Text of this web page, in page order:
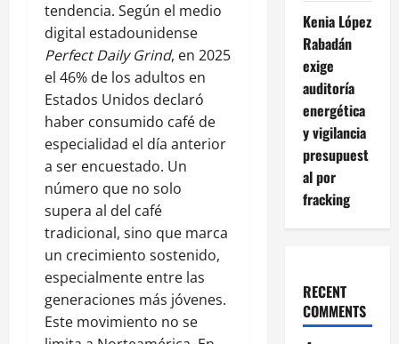
tendencia. Según el medio
digital estadounidense
Perfect Daily Grind, en 2025
el 46% de los adultos en
Estados Unidos declaró
haber consumido café de
especialidad el día anterior
a ser encuestado. Un
número que no solo
supera al del café
tradicional, sino que marca
un crecimiento sostenido,
especialmente entre las
generaciones más jóvenes.
Este movimiento no se
Kenia López
Rabadán
exige
auditoría
energética
y vigilancia
presupuest
al por
fracking
RECENT
COMMENTS